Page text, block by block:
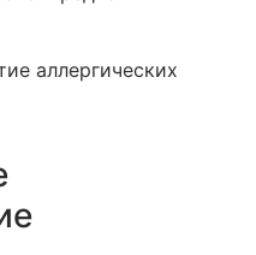
аллергических